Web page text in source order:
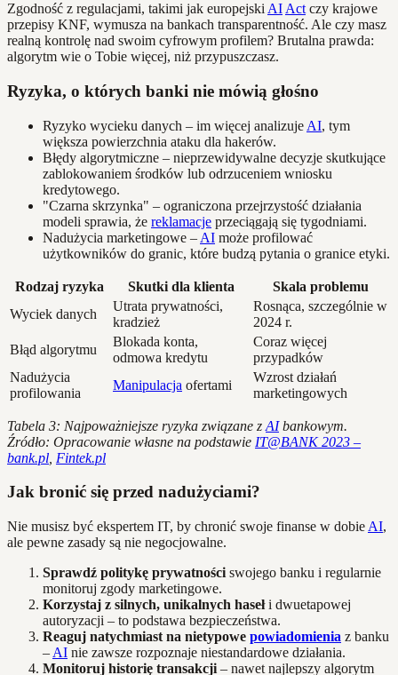
Zgodność z regulacjami, takimi jak europejski AI Act czy krajowe
przepisy KNF, wymusza na bankach transparentność. Ale czy masz
realną kontrolę nad swoim cyfrowym profilem? Brutalna prawda:
algorytm wie o Tobie więcej, niż przypuszczasz.
Ryzyka, o których banki nie mówią głośno
Ryzyko wycieku danych – im więcej analizuje AI, tym
większa powierzchnia ataku dla hakerów.
Błędy algorytmiczne – nieprzewidywalne decyzje skutkujące
zablokowaniem środków lub odrzuceniem wniosku
kredytowego.
"Czarna skrzynka" – ograniczona przejrzystość działania
modeli sprawia, że reklamacje przeciągają się tygodniami.
Nadużycia marketingowe – AI może profilować
użytkowników do granic, które budzą pytania o granice etyki.
Rodzaj ryzyka Skutki dla klienta
Skala problemu
Wyciek danych
Utrata prywatności,
kradzież
Rosnąca, szczególnie w
2024 r.
Błąd algorytmu
Blokada konta,
odmowa kredytu
Coraz więcej
przypadków
Nadużycia
profilowania
Manipulacja ofertami
Wzrost działań
marketingowych
Tabela 3: Najpoważniejsze ryzyka związane z AIbankowym.
Źródło: Opracowanie własne na podstawie IT@BANK 2023 –
bank.pl Fintek.pl
Jak bronić się przed nadużyciami?
Nie musisz być ekspertem IT, by chronić swoje finanse w dobie AI,
ale pewne zasady są nie negocjowalne.
Sprawdź politykę prywatności swojego banku i regularnie
monitoruj zgody marketingowe.
Korzystaj z silnych, unikalnych hasełi dwuetapowej
autoryzacji – to podstawa bezpieczeństwa.
Reaguj natychmiast na nietypowe powiadomienia z banku
– AI nie zawsze rozpoznaje niestandardowe działania.
Monitoruj historię transakcji – nawet najlepszy algorytm